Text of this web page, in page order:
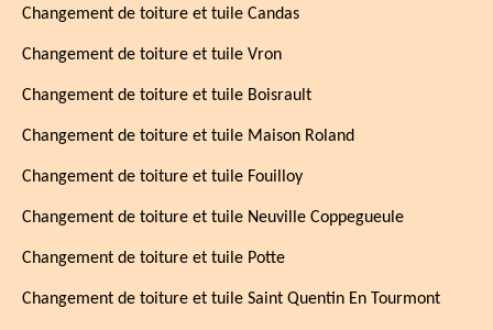
Changement de toiture et tuile Candas
Changement de toiture et tuile Vron
Changement de toiture et tuile Boisrault
Changement de toiture et tuile Maison Roland
Changement de toiture et tuile Fouilloy
Changement de toiture et tuile Neuville Coppegueule
Changement de toiture et tuile Potte
Changement de toiture et tuile Saint Quentin En Tourmont